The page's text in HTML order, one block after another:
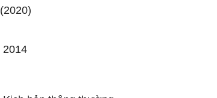
(2020)
2014